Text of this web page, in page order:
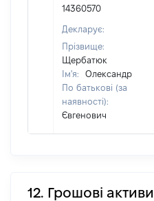
14360570
Декларує:
Прізвище:
Щербатюк
Ім'я:
Олександр
По батькові (за
наявності):
Євгенович
12. Грошові активи